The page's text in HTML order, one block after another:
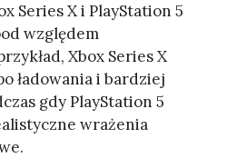
Series X i PlayStation 5
względem
Xbox Series X
ładowania i bardziej
gdy PlayStation 5
wrażenia